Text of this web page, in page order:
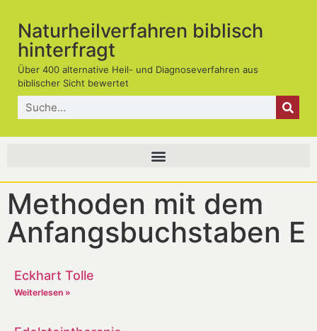
Naturheilverfahren biblisch
hinterfragt
Über 400 alternative Heil- und Diagnoseverfahren aus
biblischer Sicht bewertet
Methoden mit dem
Anfangsbuchstaben E
Eckhart Tolle
Weiterlesen »